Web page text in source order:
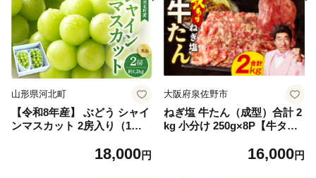
山形県河北町
【令和8年産】 ぶどう シャイ
ンマスカット 2房入り（1房6
産【山形eLab】 ka074-023-r
18,000円
大阪府泉佐野市
ねぎ塩 牛たん（成型）合計 2
kg 小分け 250g×8P【牛タン
16,000円